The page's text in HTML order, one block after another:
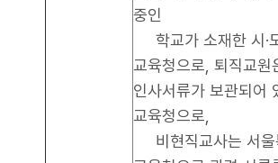
중인
학교가 소재한 시·
교육청으로, 퇴직교원
인사서류가 보관되어
교육청으로,
비현직교사는 서울